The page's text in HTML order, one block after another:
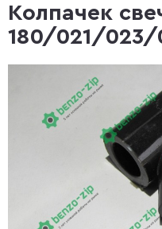
Колпачек
180/021/